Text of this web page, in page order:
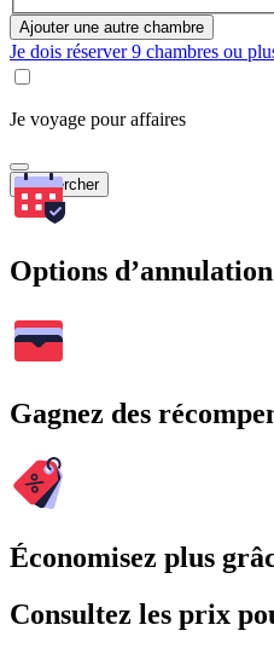
Ajouter une autre chambre
Je dois réserver 9 chambres ou
Je voyage pour affaires
Rechercher
Options
Gagnez des
Économisez plus
Consultez les prix